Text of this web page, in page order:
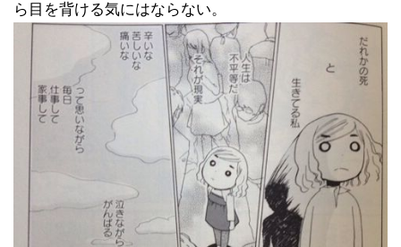
ら目を背ける気にはならない。